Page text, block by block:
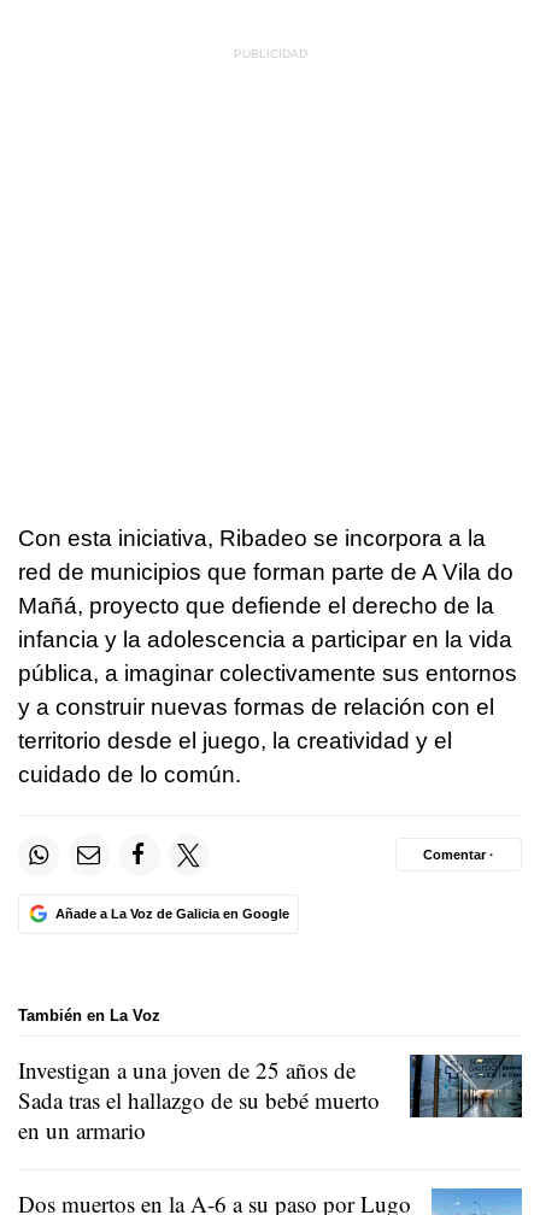
Con esta iniciativa, Ribadeo se incorpora a la
red de municipios que forman parte de A Vila do
Mañá, proyecto que defiende el derecho de la
infancia y la adolescencia a participar en la vida
pública, a imaginar colectivamente sus entornos
y a construir nuevas formas de relación con el
territorio desde el juego, la creatividad y el
cuidado de lo común.
Añade a La Voz de Galicia en Google
Comentar ·
También en La Voz
Investigan a una joven de 25 años de
Sada tras el hallazgo de su bebé muerto
en un armario
Dos muertos en la A-6 a su paso por Lugo